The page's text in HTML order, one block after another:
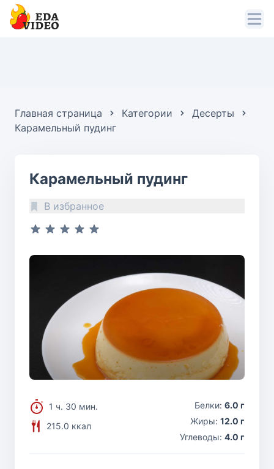
Главная страница Категории
Десерты
Карамельный пудинг
Карамельный пудинг
В избранное
1 ч. 30 мин.
215.0 ккал
Белки: 6.0 г
Жиры: 12.0 г
Углеводы: 4.0 г